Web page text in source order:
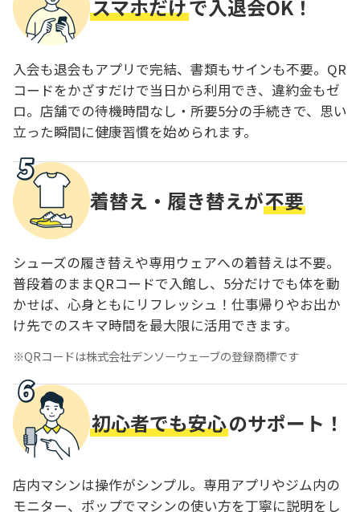
スマホだけで入退会OK！
入会も退会もアプリで完結、書類もサインも不要。QR
コードをかざすだけで当日から利用でき、違約金もゼ
ロ。店舗での待機時間なし・所要5分の手続きで、思い
立った瞬間に健康習慣を始められます。
着替え・履き替えが不要
シューズの履き替えや専用ウェアへの着替えは不要。
普段着のままQRコードで入館し、5分だけでも体を動
かせば、心身ともにリフレッシュ！仕事帰りやお出か
け先でのスキマ時間を最大限に活用できます。
QRコードは株式会社デンソーウェーブの登録商標です
初心者でも安心のサポート！
店内マシンは操作がシンプル。専用アプリやジム内の
モニター、ポップでマシンの使い方を丁寧に説明をし